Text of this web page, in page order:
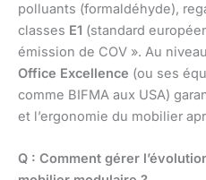
polluants (formaldéhyde),
classes E1 (standard
émission de COV ». Au
Office Excellence (ou ses
comme BIFMA aux USA)
et l’ergonomie du mobilier
Q : Comment gérer